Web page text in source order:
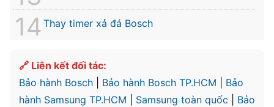
Thay timer xả đá Bosch
🔗 Liên kết đối tác:
Bảo hành Bosch
Bảo hành Bosch TP.HCM
Bảo
hành Samsung TP.HCM
Samsung toàn quốc
Bảo